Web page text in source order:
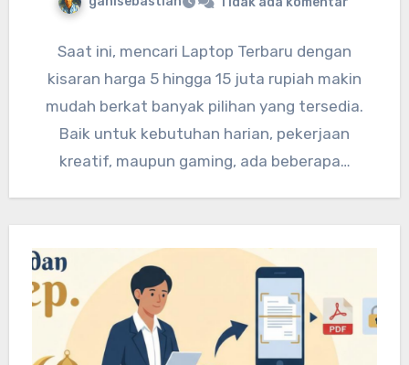
Saat ini, mencari Laptop Terbaru dengan
kisaran harga 5 hingga 15 juta rupiah makin
mudah berkat banyak pilihan yang tersedia.
Baik untuk kebutuhan harian, pekerjaan
kreatif, maupun gaming, ada beberapa…